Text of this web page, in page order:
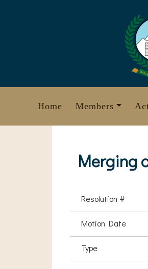
Home Members
Merging
Resolution #
Motion Date
Type